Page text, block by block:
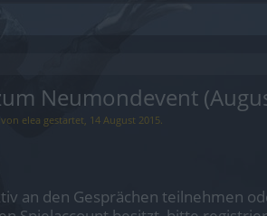
Neumondevent
elea gestartet, 14 August 2015.
an den Gesprächen teilnehmen